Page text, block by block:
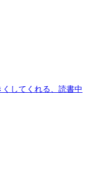
くしてくれる、読書中